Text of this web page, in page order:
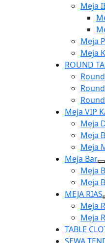
Meja
Meja
Meja
ROUND
Meja VIP
Meja
Meja
Meja
Meja Bar
Meja
Meja
MEJA RIAS
Meja
Meja
TABLE